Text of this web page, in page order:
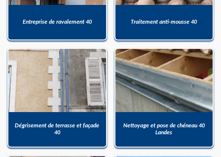
Entreprise de ravalement 40 Traitement anti-mousse 40
Dégrisement de terrasse et façade
40
Nettoyage et pose de chéneau 40
Landes